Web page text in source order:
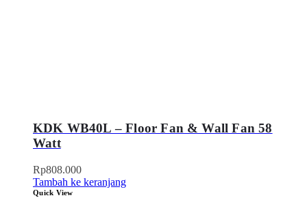
KDK WB40L – Floor Fan & Wall Fan 58
Watt
Rp808.000
Tambah ke keranjang
Quick View